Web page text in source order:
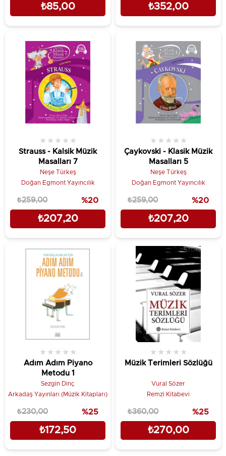
₺85,00 ₺352,00
Strauss - Kalsik Müzik
Masalları 7
★ ★ ★ ★ ★
Neşe Türkeş
Doğan Egmont Yayıncılık
₺207,20
₺259,00 %20
Çaykovski - Klasik Müzik
Masalları 5
★ ★ ★ ★ ★
Neşe Türkeş
Doğan Egmont Yayıncılık
₺207,20
₺259,00 %20
Adım Adım Piyano
Metodu 1
★ ★ ★ ★ ★
Sezgin Dinç
Arkadaş Yayınları (Müzik Kitapları)
₺172,50
₺230,00 %25
Müzik Terimleri Sözlüğü
★ ★ ★ ★ ★
Vural Sözer
Remzi Kitabevi
₺270,00
₺360,00 %25